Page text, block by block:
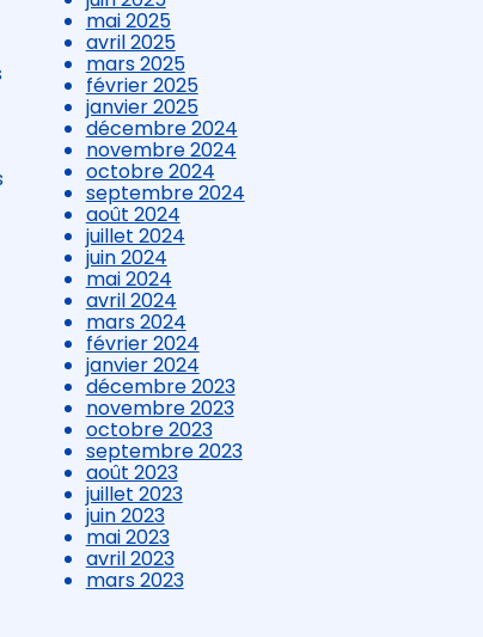
mai 2025
avril 2025
mars 2025
février 2025
janvier 2025
décembre 2024
novembre 2024
octobre 2024
septembre 2024
août 2024
juillet 2024
juin 2024
mai 2024
avril 2024
mars 2024
février 2024
janvier 2024
décembre 2023
novembre 2023
octobre 2023
septembre 2023
août 2023
juillet 2023
juin 2023
mai 2023
avril 2023
mars 2023